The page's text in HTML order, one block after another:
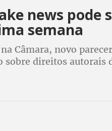
news pode
semana
Câmara, novo
direitos autorais